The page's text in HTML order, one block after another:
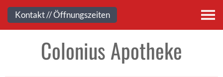
Kontakt
Colonius Apotheke
Kontakt // Öffnungszeiten